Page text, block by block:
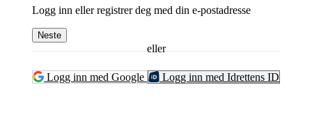
Logg inn eller registrer deg med din e-postadresse
Neste
eller
Logg inn med Google Logg inn med Idrettens ID